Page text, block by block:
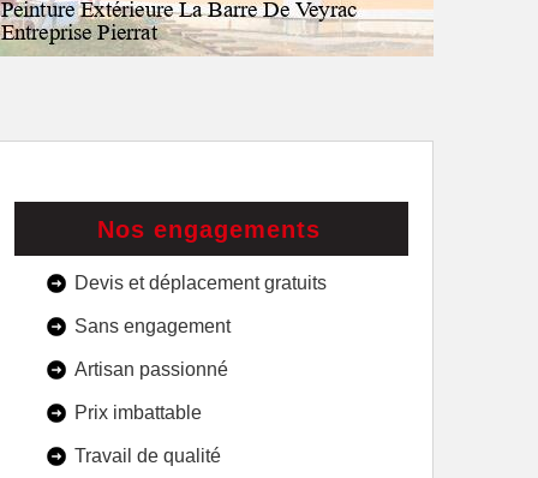
Nos engagements
Devis et déplacement gratuits
Sans engagement
Artisan passionné
Prix imbattable
Travail de qualité